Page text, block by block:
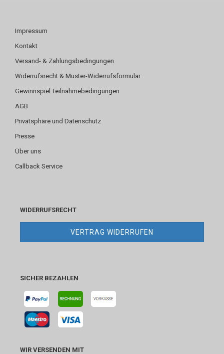
Impressum
Kontakt
Versand- & Zahlungsbedingungen
Widerrufsrecht & Muster-Widerrufsformular
Gewinnspiel Teilnahmebedingungen
AGB
Privatsphäre und Datenschutz
Presse
Über uns
Callback Service
WIDERRUFSRECHT
VERTRAG WIDERRUFEN
SICHER BEZAHLEN
WIR VERSENDEN MIT